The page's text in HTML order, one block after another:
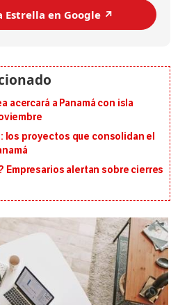
Estrella en Google ↗️
acercará a Panamá con isla
los proyectos que consolidan el
Empresarios alertan sobre cierres